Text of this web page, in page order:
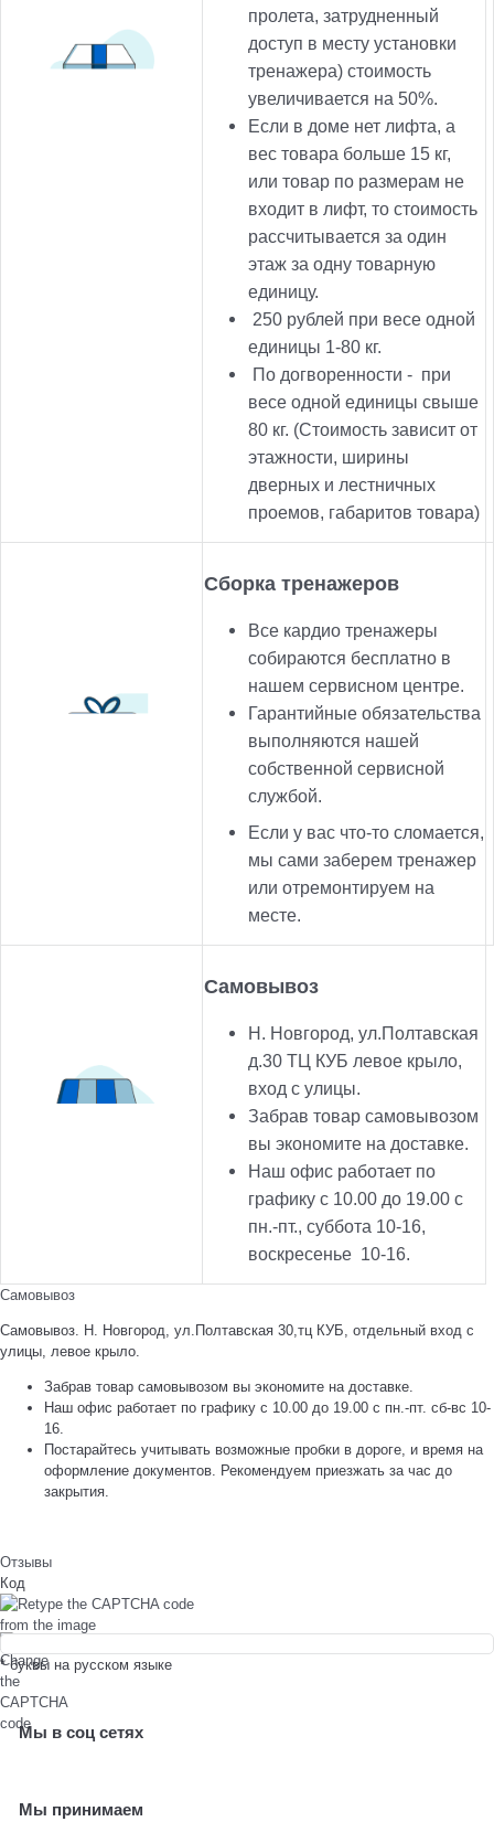
пролета, затрудненный
доступ в месту установки
тренажера) стоимость
увеличивается на 50%.
Если в доме нет лифта, а
вес товара больше 15 кг,
или товар по размерам не
входит в лифт, то стоимость
рассчитывается за один
этаж за одну товарную
единицу.
250 рублей при весе одной
единицы 1-80 кг.
По догворенности - при
весе одной единицы свыше
80 кг. (Стоимость зависит от
этажности, ширины
дверных и лестничных
проемов, габаритов товара)
Сборка тренажеров
Все кардио тренажеры
собираются бесплатно в
нашем сервисном центре.
Гарантийные обязательства
выполняются нашей
собственной сервисной
службой.
Если у вас что-то сломается,
мы сами заберем тренажер
или отремонтируем на
месте.
Самовывоз
Н. Новгород, ул.Полтавская
д.30 ТЦ КУБ левое крыло,
вход с улицы.
Забрав товар самовывозом
вы экономите на доставке.
Наш офис работает по
графику с 10.00 до 19.00 с
пн.-пт., суббота 10-16,
воскресенье 10-16.
Самовывоз
Самовывоз. Н. Новгород, ул.Полтавская 30,тц КУБ, отдельный вход с
улицы, левое крыло.
Забрав товар самовывозом вы экономите на доставке.
Наш офис работает по графику с 10.00 до 19.00 с пн.-пт. сб-вс 10-
16.
Постарайтесь учитывать возможные пробки в дороге, и время на
оформление документов. Рекомендуем приезжать за час до
закрытия.
Отзывы
Код
* буквы на русском языке
Мы в соц сетях
Мы принимаем